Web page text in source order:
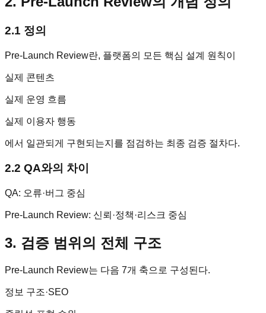
2.1 정의
Pre-Launch Review란, 플랫폼의 모든 핵심 설계 원칙이
실제 콘텐츠
실제 운영 흐름
실제 이용자 행동
에서 일관되게 구현되는지를 점검하는 최종 검증 절차다.
2.2 QA와의 차이
QA: 오류·버그 중심
Pre-Launch Review: 신뢰·정책·리스크 중심
3. 검증 범위의 전체 구조
Pre-Launch Review는 다음 7개 축으로 구성된다.
정보 구조·SEO